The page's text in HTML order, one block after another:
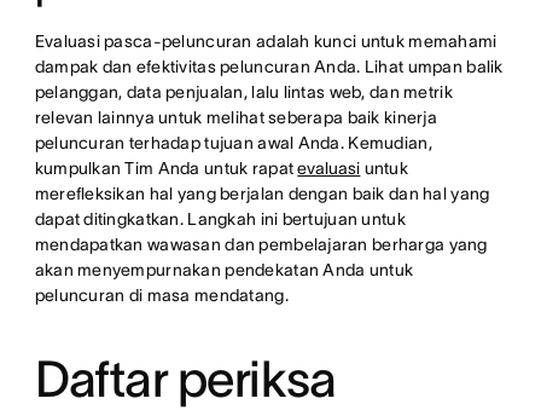
Evaluasi pasca-peluncuran adalah kunci untuk memahami
dampak dan efektivitas peluncuran Anda. Lihat umpan balik
pelanggan, data penjualan, lalu lintas web, dan metrik
relevan lainnya untuk melihat seberapa baik kinerja
peluncuran terhadap tujuan awal Anda. Kemudian,
kumpulkan Tim Anda untuk rapatevaluasi untuk
merefleksikan hal yang berjalan dengan baik dan hal yang
dapat ditingkatkan. Langkah ini bertujuan untuk
mendapatkan wawasan dan pembelajaran berharga yang
akan menyempurnakan pendekatan Anda untuk
peluncuran di masa mendatang.
Daftar periksa